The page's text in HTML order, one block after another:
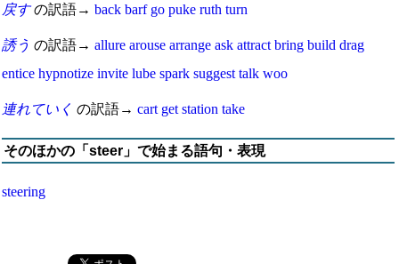
戻すの訳語→ back barf go puke ruth turn
誘う の訳語→ allure arouse arrange ask attract bring build drag
entice hypnotize invite lube spark suggest talk woo
連れていく の訳語→ cart get station take
そのほかの「steer」で始まる語句・表現
steering